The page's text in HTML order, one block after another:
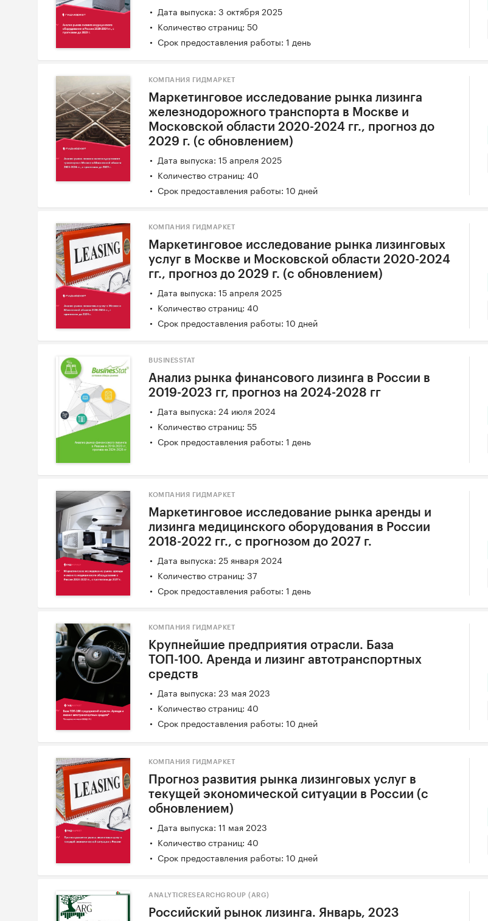
Дата выпуска: 3 октября 2025
Количество страниц: 50
Срок предоставления работы: 1 день
КОМПАНИЯ ГИДМАРКЕТ
Маркетинговое исследование рынка лизинга
железнодорожного транспорта в Москве и
Московской области 2020-2024 гг., прогноз до
2029 г. (с обновлением)
Дата выпуска: 15 апреля 2025
Количество страниц: 40
Срок предоставления работы: 10 дней
КОМПАНИЯ ГИДМАРКЕТ
Маркетинговое исследование рынка лизинговых
услуг в Москве и Московской области 2020-2024
гг., прогноз до 2029 г. (с обновлением)
Дата выпуска: 15 апреля 2025
Количество страниц: 40
Срок предоставления работы: 10 дней
BUSINESSTAT
Анализ рынка финансового лизинга в России в
2019-2023 гг, прогноз на 2024-2028 гг
Дата выпуска: 24 июля 2024
Количество страниц: 55
Срок предоставления работы: 1 день
КОМПАНИЯ ГИДМАРКЕТ
Маркетинговое исследование рынка аренды и
лизинга медицинского оборудования в России
2018-2022 гг., с прогнозом до 2027 г.
Дата выпуска: 25 января 2024
Количество страниц: 37
Срок предоставления работы: 1 день
КОМПАНИЯ ГИДМАРКЕТ
Крупнейшие предприятия отрасли. База
ТОП-100. Аренда и лизинг автотранспортных
средств
Дата выпуска: 23 мая 2023
Количество страниц: 40
Срок предоставления работы: 10 дней
КОМПАНИЯ ГИДМАРКЕТ
Прогноз развития рынка лизинговых услуг в
текущей экономической ситуации в России (с
обновлением)
Дата выпуска: 11 мая 2023
Количество страниц: 40
Срок предоставления работы: 10 дней
ANALYTICRESEARCHGROUP (ARG)
Российский рынок лизинга. Январь, 2023